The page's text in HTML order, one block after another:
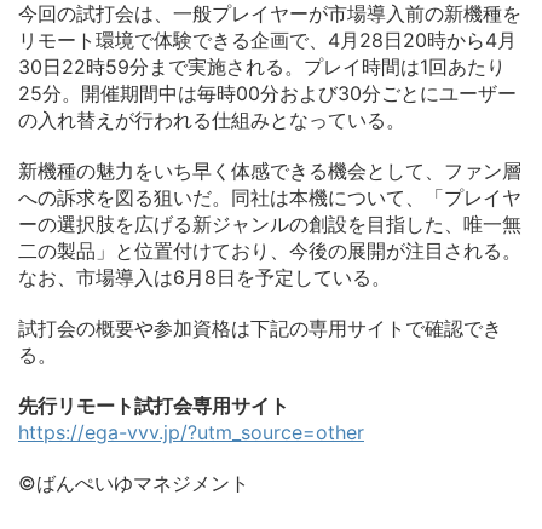
今回の試打会は、一般プレイヤーが市場導入前の新機種を
リモート環境で体験できる企画で、4月28日20時から4月
30日22時59分まで実施される。プレイ時間は1回あたり
25分。開催期間中は毎時00分および30分ごとにユーザー
の入れ替えが行われる仕組みとなっている。
新機種の魅力をいち早く体感できる機会として、ファン層
への訴求を図る狙いだ。同社は本機について、「プレイヤ
ーの選択肢を広げる新ジャンルの創設を目指した、唯一無
二の製品」と位置付けており、今後の展開が注目される。
なお、市場導入は6月8日を予定している。
試打会の概要や参加資格は下記の専用サイトで確認でき
る。
先行リモート試打会専用サイト
https://ega-vvv.jp/?utm_source=other
©ばんぺいゆマネジメント